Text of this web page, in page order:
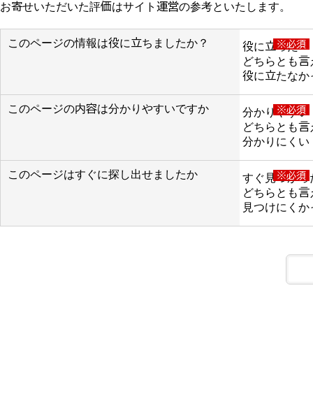
お寄せいただいた評価はサイト運営の参考といたします。
このページの情報は役に立ちましたか？ ※必須
役に立った
どちらとも言
役に立たなか
このページの内容は分かりやすいですか ※必須
分かりやすい
どちらとも言
分かりにくい
このページはすぐに探し出せましたか ※必須
すぐ見つかっ
どちらとも言
見つけにくか